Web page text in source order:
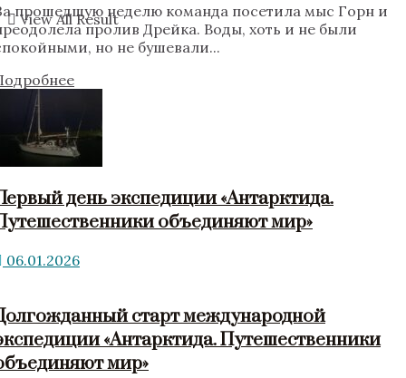
View All Result
прошедшую неделю команда посетила мыс Горн и
пролив Дрейка. Воды, хоть и не были
но не бушевали...
день экспедиции «Антарктида.
объединяют мир»
06.01.2026
старт международной
«Антарктида. Путешественники
мир»